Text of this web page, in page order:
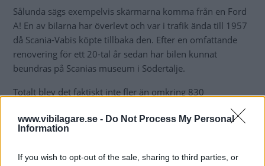
www.vibilagare.se - Do Not Process My Personal
Information
If you wish to opt-out of the sale, sharing to third parties, or
Sålunda sägs exempelvis skärmarna komma från en Ford
A! En av bilarna har överlevt och var i trafik ända till 1957
då Scania-Vabis köpte tillbaka den. Efter en omfattande
renovering för ett 20-tal år sedan har bilen kunnat
beundras på Scanias museum i Södertälje.
Totalt blev det faktiskt inte fler än omkring 830